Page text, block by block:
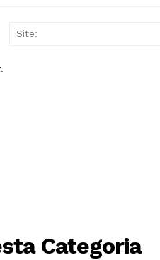
Categoria